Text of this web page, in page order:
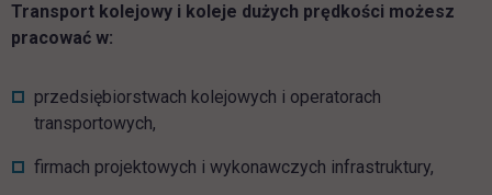
Transport kolejowy i koleje dużych prędkości możesz
pracować w:
przedsiębiorstwach kolejowych i operatorach
transportowych,
firmach projektowych i wykonawczych infrastruktury,